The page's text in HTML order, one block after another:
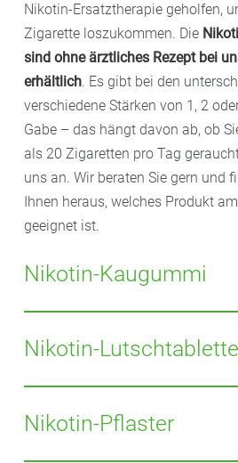
Nikotin-Ersatztherapie geholfen,
Zigarette loszukommen. Die
sind ohne ärztliches Rezept bei
erhältlich. Es gibt bei den
verschiedene Stärken von 1, 2
Gabe – das hängt davon ab, ob
als 20 Zigaretten pro Tag
uns an. Wir beraten Sie gern und
Ihnen heraus, welches Produkt
geeignet ist.
Nikotin-Kaugummi
Nikotin-Kaugummi hilft
bestimmten Situationen zur
kommt. Dabei kommt es auf das
Kauen Sie den Kaugummi
Nikotin-Lutschtablette
Nikotin-Lutschtabletten sind
Kaugummis gibt es die Produkte
Nikotin-Pflaster